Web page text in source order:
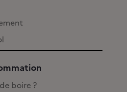
boire ?